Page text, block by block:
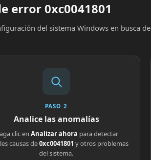
error 0xc0041801
del sistema Windows en busca de
PASO 2
Analice las anomalías
clic en Analizar ahora para detectar
causas de0xc0041801 y otros problemas
del sistema.